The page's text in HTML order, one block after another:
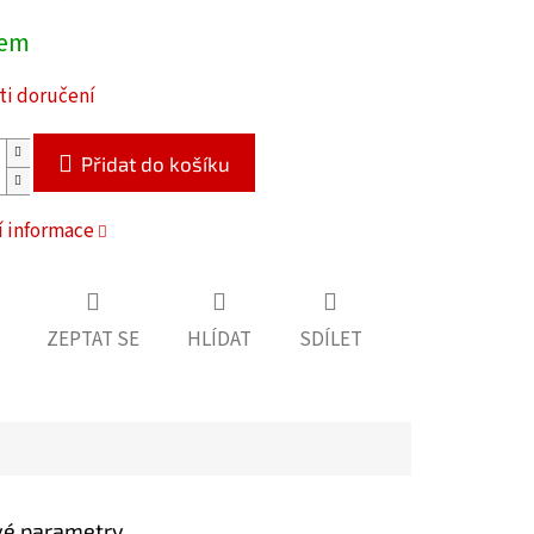
doručení
Přidat do košíku
ZEPTAT SE HLÍDAT SDÍLET